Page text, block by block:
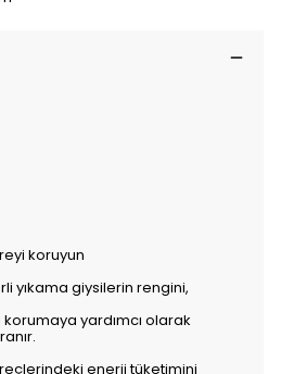
koruyun
yıkama giysilerin rengini,
korumaya yardımcı olarak
enerji tüketimini